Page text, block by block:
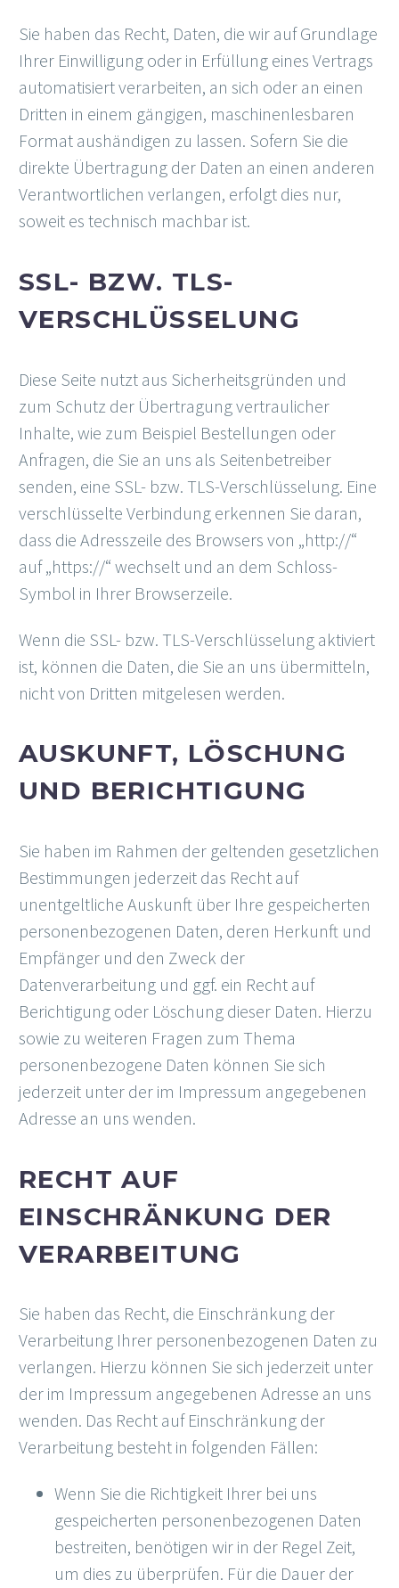
Sie haben das Recht, Daten, die wir auf Grundlage
Ihrer Einwilligung oder in Erfüllung eines Vertrags
automatisiert verarbeiten, an sich oder an einen
Dritten in einem gängigen, maschinenlesbaren
Format aushändigen zu lassen. Sofern Sie die
direkte Übertragung der Daten an einen anderen
Verantwortlichen verlangen, erfolgt dies nur,
soweit es technisch machbar ist.
SSL- BZW. TLS-
VERSCHLÜSSELUNG
Diese Seite nutzt aus Sicherheitsgründen und
zum Schutz der Übertragung vertraulicher
Inhalte, wie zum Beispiel Bestellungen oder
Anfragen, die Sie an uns als Seitenbetreiber
senden, eine SSL- bzw. TLS-Verschlüsselung. Eine
verschlüsselte Verbindung erkennen Sie daran,
dass die Adresszeile des Browsers von „http://“
auf „https://“ wechselt und an dem Schloss-
Symbol in Ihrer Browserzeile.
Wenn die SSL- bzw. TLS-Verschlüsselung aktiviert
ist, können die Daten, die Sie an uns übermitteln,
nicht von Dritten mitgelesen werden.
AUSKUNFT, LÖSCHUNG
UND BERICHTIGUNG
Sie haben im Rahmen der geltenden gesetzlichen
Bestimmungen jederzeit das Recht auf
unentgeltliche Auskunft über Ihre gespeicherten
personenbezogenen Daten, deren Herkunft und
Empfänger und den Zweck der
Datenverarbeitung und ggf. ein Recht auf
Berichtigung oder Löschung dieser Daten. Hierzu
sowie zu weiteren Fragen zum Thema
personenbezogene Daten können Sie sich
jederzeit unter der im Impressum angegebenen
Adresse an uns wenden.
RECHT AUF
EINSCHRÄNKUNG DER
VERARBEITUNG
Sie haben das Recht, die Einschränkung der
Verarbeitung Ihrer personenbezogenen Daten zu
verlangen. Hierzu können Sie sich jederzeit unter
der im Impressum angegebenen Adresse an uns
wenden. Das Recht auf Einschränkung der
Verarbeitung besteht in folgenden Fällen:
Wenn Sie die Richtigkeit Ihrer bei uns
gespeicherten personenbezogenen Daten
bestreiten, benötigen wir in der Regel Zeit,
um dies zu überprüfen. Für die Dauer der